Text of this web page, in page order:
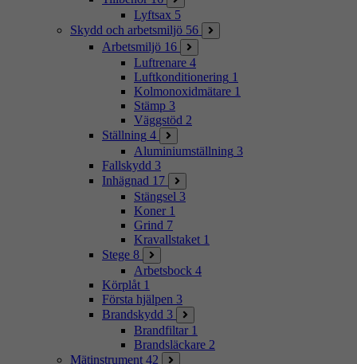
Lyftsax 5
Skydd och arbetsmiljö 56
Arbetsmiljö 16
Luftrenare 4
Luftkonditionering 1
Kolmonoxidmätare 1
Stämp 3
Väggstöd 2
Ställning 4
Aluminiumställning 3
Fallskydd 3
Inhägnad 17
Stängsel 3
Koner 1
Grind 7
Kravallstaket 1
Stege 8
Arbetsbock 4
Körplåt 1
Första hjälpen 3
Brandskydd 3
Brandfiltar 1
Brandsläckare 2
Mätinstrument 42